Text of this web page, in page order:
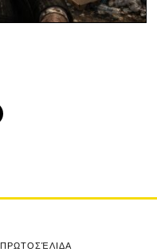
ΠΡΩΤΟΣΈΛΙΔΑ